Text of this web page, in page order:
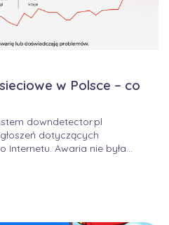
w Polsce – co
downdetector.pl
dotyczących
Awaria nie była
błędu w globalnej
Internet przypomina